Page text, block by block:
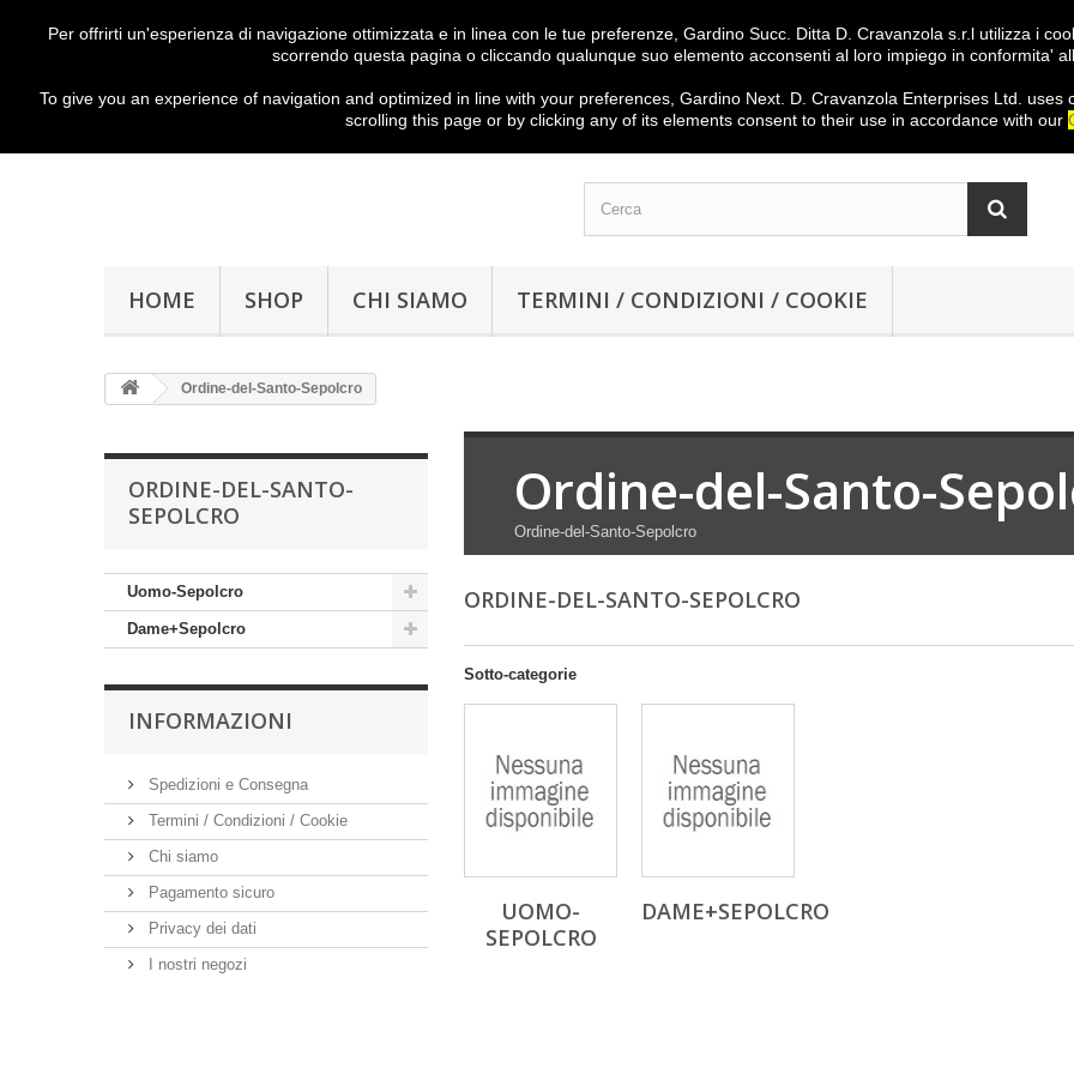
HOME SHOP CHI SIAMO TERMINI / CONDIZIONI / COOKIE
Ordine-del-Santo-Sepolcro
ORDINE-DEL-SANTO-
SEPOLCRO
Uomo-Sepolcro
Dame+Sepolcro
INFORMAZIONI
Spedizioni e Consegna
Termini / Condizioni / Cookie
Chi siamo
Pagamento sicuro
Privacy dei dati
I nostri negozi
Ordine-del-Santo-
Ordine-del-Santo-Sepolcro
ORDINE-DEL-SANTO-SEPOLCRO
Sotto-categorie
UOMO-
SEPOLCRO
DAME+SEPOLCRO
Per offrirti un'esperienza di navigazione ottimizzata e in linea con le tue preferenze, Gardino Succ. Ditta D. Cravanzola s.r.l utilizza i
scorrendo questa pagina o cliccando qualunque suo elemento acconsenti al loro impiego in conformita'
To give you an experience of navigation and optimized in line with your preferences, Gardino Next. D. Cravanzola Enterprises Ltd. uses
scrolling this page or by clicking any of its elements consent to their use in accordance with our